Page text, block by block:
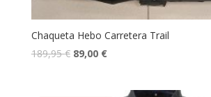
Chaqueta Hebo Carretera Trail
189,95€ 89,00 €